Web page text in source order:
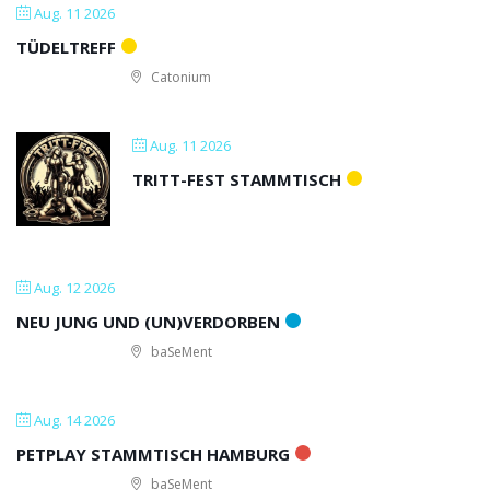
Aug. 11 2026
TÜDELTREFF
Catonium
Aug. 11 2026
TRITT-FEST STAMMTISCH
Aug. 12 2026
NEU JUNG UND (UN)VERDORBEN
baSeMent
Aug. 14 2026
PETPLAY STAMMTISCH HAMBURG
baSeMent